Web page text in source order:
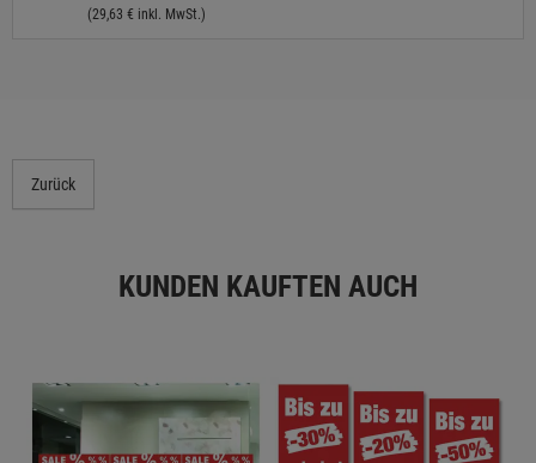
(29,63 € inkl. MwSt.)
Zurück
KUNDEN KAUFTEN AUCH